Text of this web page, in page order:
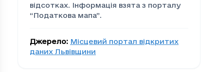
відсотках. Інформація взята з порталу
“Податкова мапа”.
Джерело: Місцевий портал відкритих
даних Львівщини